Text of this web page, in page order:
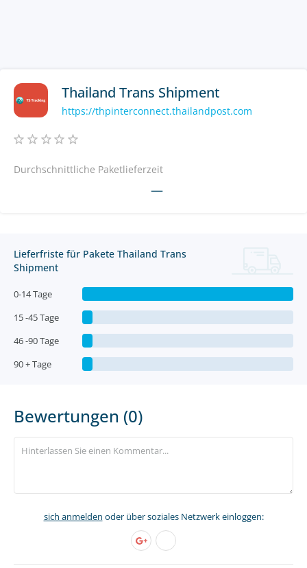
Thailand Trans Shipment
https://thpinterconnect.thailandpost.com
Durchschnittliche Paketlieferzeit
—
Lieferfriste für Pakete Thailand Trans
Shipment
0-14 Tage
15 -45 Tage
46 -90 Tage
90 + Tage
Bewertungen (0)
sich anmelden oder über soziales Netzwerk einloggen: